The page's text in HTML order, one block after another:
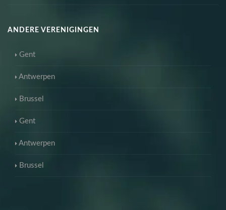
ANDERE VERENIGINGEN
Gent
Antwerpen
Brussel
Gent
Antwerpen
Brussel